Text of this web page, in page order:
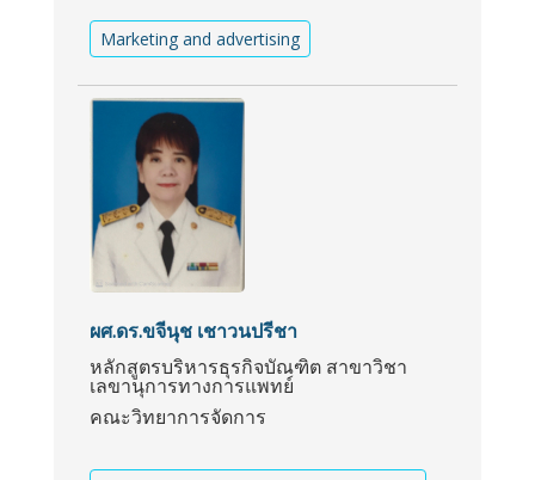
Marketing and advertising
ผศ.ดร.ขจีนุช เชาวนปรีชา
หลักสูตรบริหารธุรกิจบัณฑิต สาขาวิชา
เลขานุการทางการแพทย์
คณะวิทยาการจัดการ